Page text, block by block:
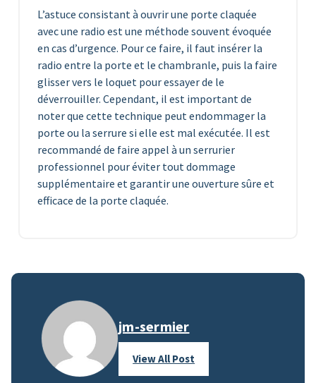
L’astuce consistant à ouvrir une porte claquée
avec une radio est une méthode souvent évoquée
en cas d’urgence. Pour ce faire, il faut insérer la
radio entre la porte et le chambranle, puis la faire
glisser vers le loquet pour essayer de le
déverrouiller. Cependant, il est important de
noter que cette technique peut endommager la
porte ou la serrure si elle est mal exécutée. Il est
recommandé de faire appel à un serrurier
professionnel pour éviter tout dommage
supplémentaire et garantir une ouverture sûre et
efficace de la porte claquée.
jm-sermier
View All Post